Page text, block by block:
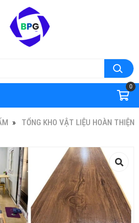
0
TỔNG KHO VẬT LIỆU HOÀN THIỆN